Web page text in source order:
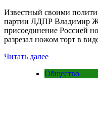
Известный своими
партии ЛДПР Владимир
присоединение Россией
разрезал ножом торт в
Читать далее
Общество